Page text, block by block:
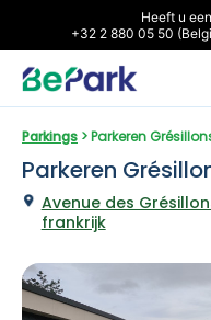
Heeft u
+32 2 880 05 50
Parkings > Parkeren
Parkeren
Avenue des
frankrijk